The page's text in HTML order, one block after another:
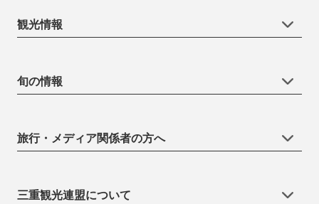
観光情報
旬の情報
旅行・メディア関係者の方へ
三重観光連盟について